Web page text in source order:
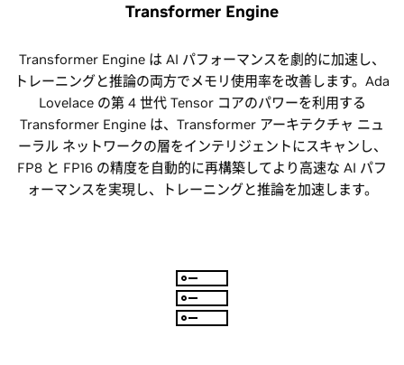
Transformer Engine
Transformer Engine は AI パフォーマンスを劇的に加速し、
トレーニングと推論の両方でメモリ使用率を改善します。Ada
Lovelace の第 4 世代 Tensor コアのパワーを利用する
Transformer Engine は、Transformer アーキテクチャ ニュ
ーラル ネットワークの層をインテリジェントにスキャンし、
FP8 と FP16 の精度を自動的に再構築してより高速な AI パフ
ォーマンスを実現し、トレーニングと推論を加速します。